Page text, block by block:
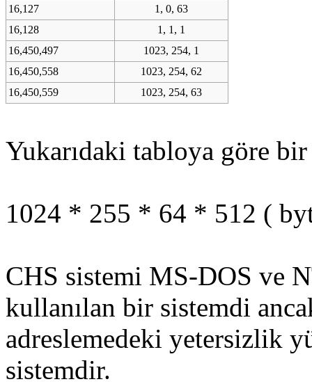
16,127
1, 0, 63
16,128
1, 1, 1
16,450,497
1023, 254, 1
16,450,558
1023, 254, 62
16,450,559
1023, 254, 63
Yukarıdaki tabloya göre
1024 * 255 * 64 * 512 (
CHS sistemi MS-DOS ve
kullanılan bir sistemdi
adreslemedeki yetersizlik
sistemdir.